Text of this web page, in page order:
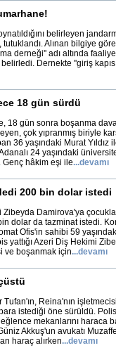
belirleyen
Alınan bilgiye
derneği'' adı altında
belirledi. Dernekte ''giriş
18 gün sürdü
18 gün sonra boşanma
çok yıpranmış biriyle
36 yaşındaki Murat Yıldız
24 yaşındaki
Genç hâkim eşi ile...devamı
200 bin dolar istedi
Damirova'ya
dolar da tazminat istedi.
Ofis'in sahibi 59
yattığı Azeri Diş Hekimi
ve boşanmak için...devamı
Tufan'ın, Reina'nın
istediği öne sürüldü.
mekanlarını haraca
Akkuş'un avukatı
haraç alırken...devamı